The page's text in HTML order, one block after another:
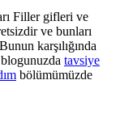
Filler gifleri ve
ve bunları
karşılığında
tavsiye
bölümümüzde